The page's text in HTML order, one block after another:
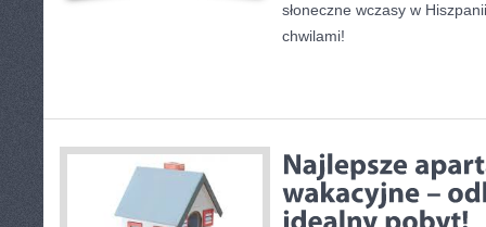
słoneczne wczasy w
chwilami!